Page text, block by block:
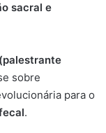
sacral e
sobre
para o
.